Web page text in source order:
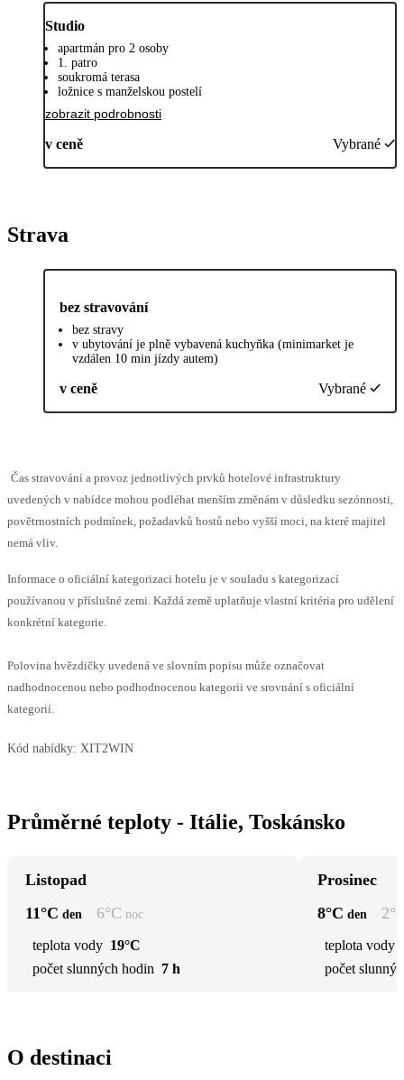
Studio
apartmán pro 2 osoby
1. patro
soukromá terasa
ložnice s manželskou postelí
zobrazit podrobnosti
v ceně Vybrané
Strava
bez stravování
bez stravy
v ubytování je plně vybavená kuchyňka (minimarket je
vzdálen 10 min jízdy autem)
v ceně Vybrané
Čas stravování a provoz jednotlivých prvků hotelové infrastruktury
uvedených v nabídce mohou podléhat menším změnám v důsledku sezónnosti,
povětrnostních podmínek, požadavků hostů nebo vyšší moci, na které majitel
nemá vliv.
Informace o oficiální kategorizaci hotelu je v souladu s kategorizací
používanou v příslušné zemi. Každá země uplatňuje vlastní kritéria pro udělení
konkrétní kategorie.
Polovina hvězdičky uvedená ve slovním popisu může označovat
nadhodnocenou nebo podhodnocenou kategorii ve srovnání s oficiální
kategorií.
Kód nabídky: XIT2WIN
Průměrné teploty - Itálie, Toskánsko
Listopad
11°C den 6°C noc
teplota vody 19°C
počet slunných hodin 7 h
Prosinec
8°C den 2
teplota vody
počet
O destinaci